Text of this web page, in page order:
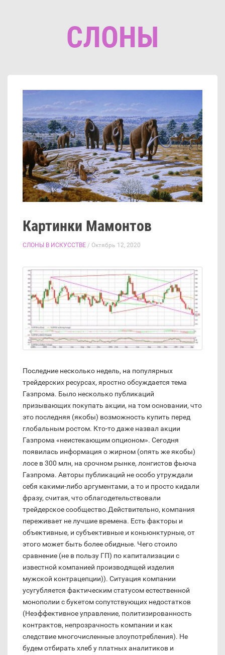
СЛОНЫ
Картинки Мамонтов
СЛОНЫ В ИСКУССТВЕ / Октябрь 12, 2020
Последние несколько недель, на популярных
трейдерских ресурсах, яростно обсуждается тема
Газпрома. Было несколько публикаций
призывающих покупать акции, на том основании, что
это последняя (якобы) возможность купить перед
глобальным ростом. Кто-то даже назвал акции
Газпрома «неистекающим опционом». Сегодня
появилась информация о жирном (опять же якобы)
лосе в 300 млн, на срочном рынке, лонгистов фьюча
Газпрома. Авторы публикаций не особо утруждали
себя какими-либо аргументами, а то и просто кидали
фразу, считая, что облагодетельствовали
трейдерское сообщество.Действительно, компания
переживает не лучшие времена. Есть факторы и
объективные, и субъективные и коньюнктурные, от
этого может быть более обидные. Чего стоило
сравнение (не в пользу ГП) по капитализации с
известной компанией производящей изделия
мужской контрацепции)). Ситуация компании
усугубляется фактическим статусом естественной
монополии с букетом сопутствующих недостатков
(Неэффективное управление, политизированность
контрактов, непрозрачность компании и как
следствие многочисленные злоупотребления). Не
будем отбирать хлеб у платных аналитиков и